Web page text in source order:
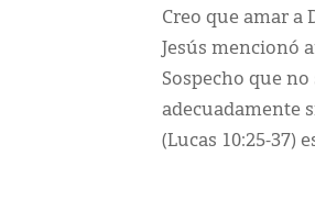
Creo que amar a
Jesús mencionó
Sospecho que
adecuadamente
(Lucas 10:25-37)